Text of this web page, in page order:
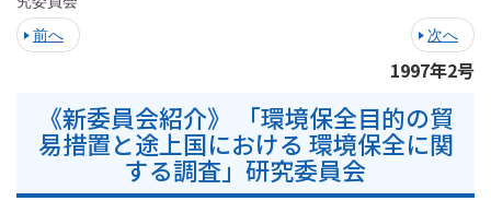
前へ
次へ
1997年2号
《新委員会紹介》 「環境保全目的の貿
易措置と途上国における 環境保全に関
する調査」研究委員会